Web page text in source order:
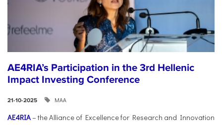
AE4RIA’s Participation in the 3rd Hellenic
Impact Investing Conference
21-10-2025 ΜΑΑ
AE4RIA– the Alliance of Excellence for Research and Innovation